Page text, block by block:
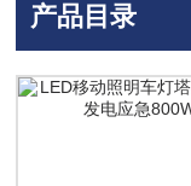
产品目录